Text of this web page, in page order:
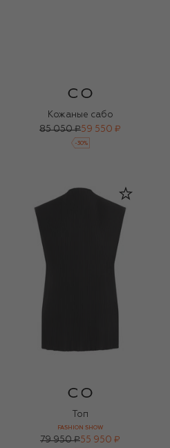
Кожаные сабо
85 050 ₽59 550 ₽
-30%
Топ
FASHION SHOW
79 950 ₽55 950 ₽